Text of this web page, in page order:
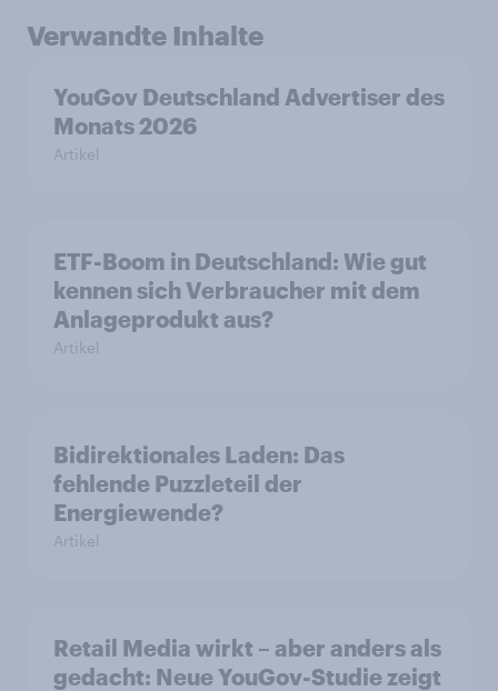
Verwandte Inhalte
YouGov Deutschland Advertiser des
Monats 2026
Artikel
ETF-Boom in Deutschland: Wie gut
kennen sich Verbraucher mit dem
Anlageprodukt aus?
Artikel
Bidirektionales Laden: Das
fehlende Puzzleteil der
Energiewende?
Artikel
Retail Media wirkt – aber anders als
gedacht: Neue YouGov-Studie zeigt